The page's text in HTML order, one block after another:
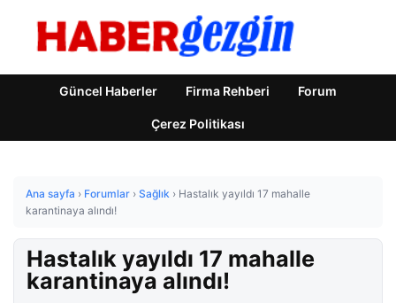
Güncel Haberler Firma Rehberi Forum
Çerez Politikası
Ana sayfa › Forumlar › Sağlık › Hastalık yayıldı 17 mahalle
karantinaya alındı!
Hastalık yayıldı 17 mahalle
karantinaya alındı!